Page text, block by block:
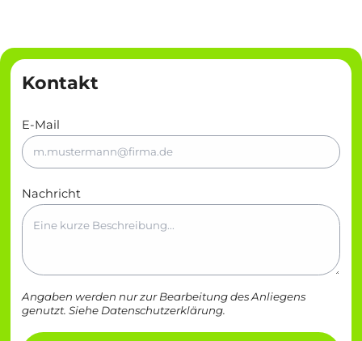
Kontakt
E-Mail
Nachricht
Angaben werden nur zur Bearbeitung des Anliegens
genutzt. Siehe Datenschutzerklärung.